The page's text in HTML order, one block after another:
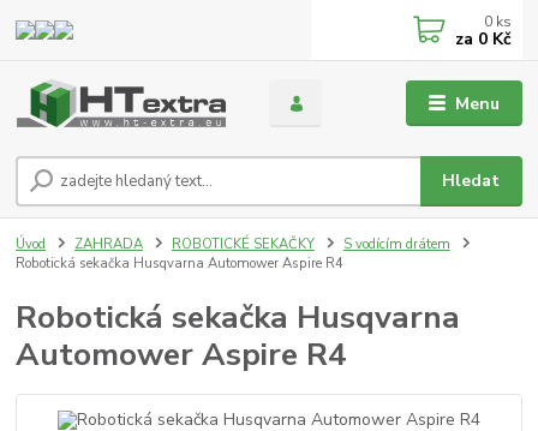
Menu
Hledat
0 ks
za 0 Kč
Úvod ZAHRADA ROBOTICKÉ SEKAČKY
S vodícím drátem
Robotická sekačka Husqvarna Automower Aspire R4
Robotická sekačka Husqvarna
Automower Aspire R4